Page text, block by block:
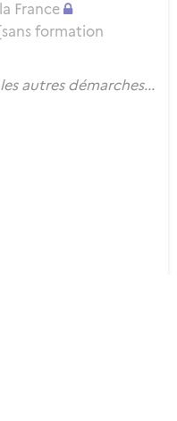
France
formation
autres démarches...